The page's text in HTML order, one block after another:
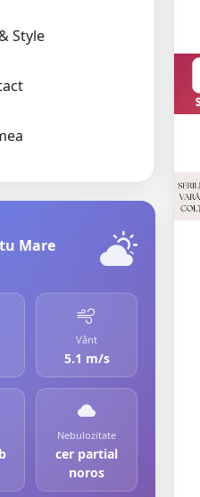
Style
Mare
Vânt
5.1 m/s
Nebulozitate
cer partial
noros